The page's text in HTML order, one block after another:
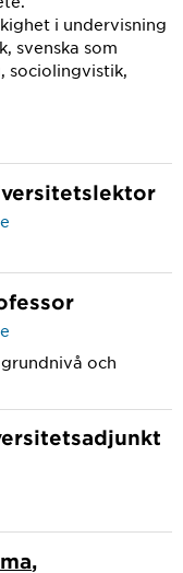
i undervisning
svenska som
sociolingvistik,
och
,